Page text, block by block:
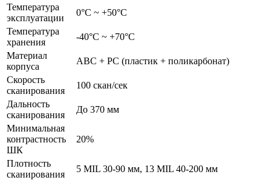
Температура
эксплуатации
0°С ~ +50°С
Температура
хранения
-40°С ~ +70°С
Материал
корпуса
ABC + PC (пластик + поликарбонат)
Скорость
сканирования
100 скан/сек
Дальность
сканирования
До 370 мм
Минимальная
контрастность
ШК
20%
Плотность
сканирования
5 MIL 30-90 мм, 13 MIL 40-200 мм